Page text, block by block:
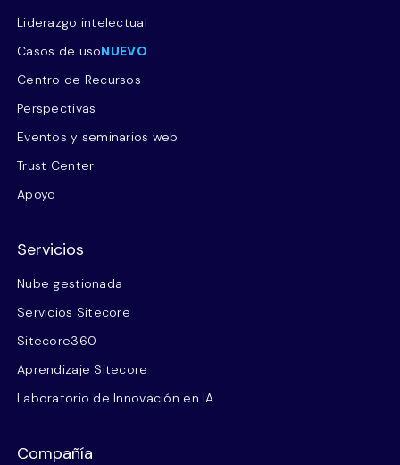
Liderazgo intelectual
Casos de usoNUEVO
Centro de Recursos
Perspectivas
Eventos y seminarios web
Trust Center
Apoyo
Servicios
Nube gestionada
Servicios Sitecore
Sitecore360
Aprendizaje Sitecore
Laboratorio de Innovación en IA
Compañía